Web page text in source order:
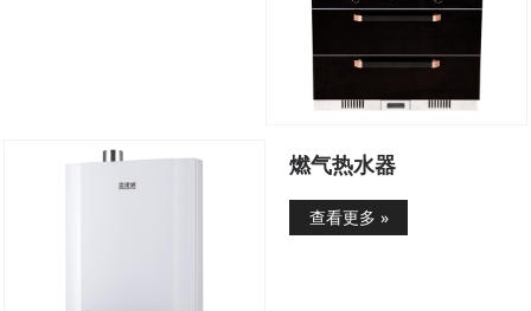
燃气热水器
查看更多 »